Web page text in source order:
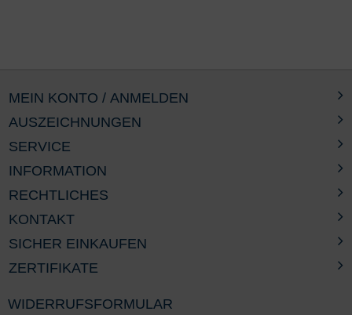
AUSZEICHNUNGEN
SERVICE
INFORMATION
RECHTLICHES
MEIN KONTO / ANMELDEN
KONTAKT
SICHER EINKAUFEN
ZERTIFIKATE
WIDERRUFSFORMULAR